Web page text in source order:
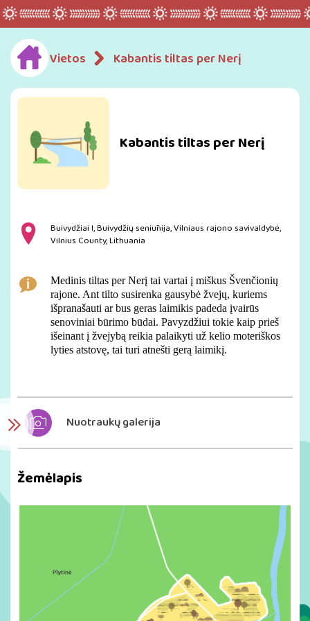
Vietos Kabantis tiltas per Nerį
Kabantis tiltas per Nerį
Buivydžiai I, Buivydžių seniūnija, Vilniaus rajono savivaldybė,
Vilnius County, Lithuania
Medinis tiltas per Nerį tai vartai į miškus Švenčionių
rajone. Ant tilto susirenka gausybė žvejų, kuriems
išpranašauti ar bus geras laimikis padeda įvairūs
senoviniai būrimo būdai. Pavyzdžiui tokie kaip prieš
išeinant į žvejybą reikia palaikyti už kelio moteriškos
lyties atstovę, tai turi atnešti gerą laimikį.
Nuotraukų galerija
Žemėlapis